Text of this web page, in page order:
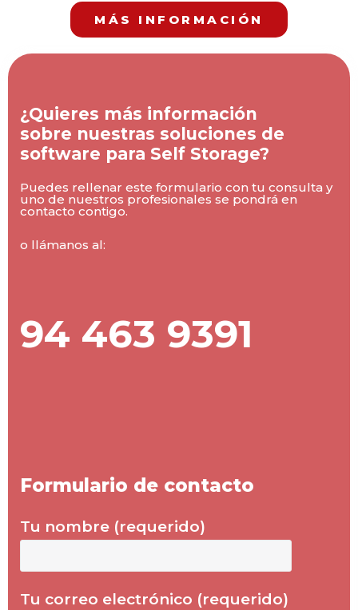
MÁS INFORMACIÓN
¿Quieres más información
sobre nuestras soluciones de
software para Self Storage?
Puedes rellenar este formulario con tu consulta y
uno de nuestros profesionales se pondrá en
contacto contigo.
o llámanos al:
94 463 9391
Formulario de contacto
Tu nombre (requerido)
Tu correo electrónico (requerido)